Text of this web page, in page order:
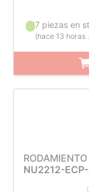
7 piezas en
(hace 13 horas
NU2212-